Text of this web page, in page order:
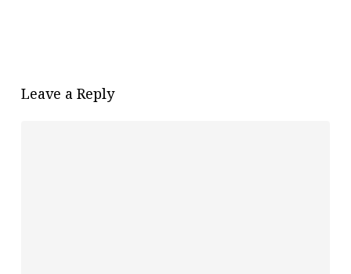
Leave a Reply